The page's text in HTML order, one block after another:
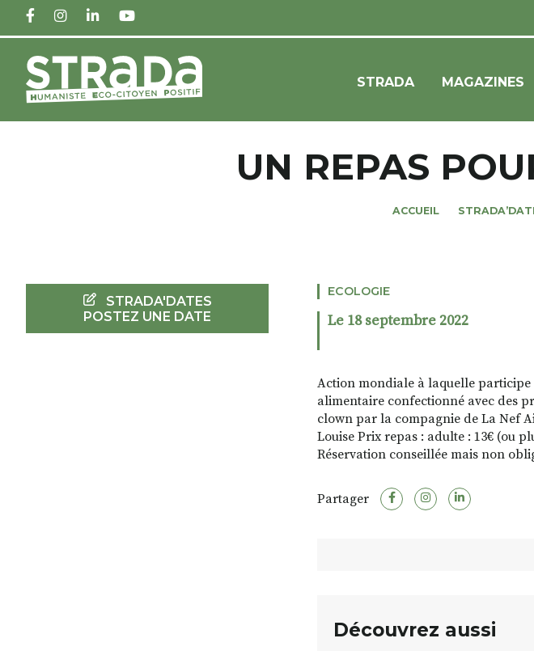
FACEBOOKINSTAGRAM
LINKEDINYOUTUBE
STRADA MAGAZINES
UN REPAS
ACCUEIL
ECOLOGIE
Le 18 septembre 2022
Action mondiale à laquelle participe
alimentaire confectionné avec des
clown par la compagnie de La Nef
Louise Prix repas : adulte : 13€ (ou
Réservation conseillée mais non
Partager
Découvrez aussi
STRADA'DATES
POSTEZ UNE DATE